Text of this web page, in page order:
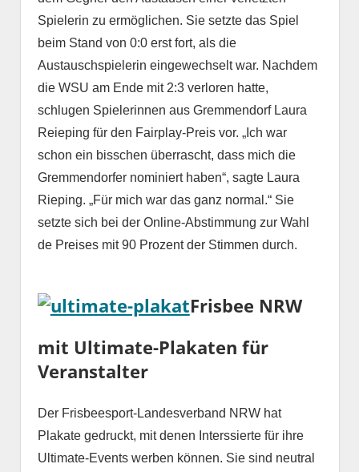
Spielerin zu ermöglichen. Sie setzte das Spiel
beim Stand von 0:0 erst fort, als die
Austauschspielerin eingewechselt war. Nachdem
die WSU am Ende mit 2:3 verloren hatte,
schlugen Spielerinnen aus Gremmendorf Laura
Reieping für den Fairplay-Preis vor. „Ich war
schon ein bisschen überrascht, dass mich die
Gremmendorfer nominiert haben“, sagte Laura
Rieping. „Für mich war das ganz normal.“ Sie
setzte sich bei der Online-Abstimmung zur Wahl
de Preises mit 90 Prozent der Stimmen durch.
Frisbee NRW
mit Ultimate-Plakaten für
Veranstalter
Der Frisbeesport-Landesverband NRW hat
Plakate gedruckt, mit denen Interssierte für ihre
Ultimate-Events werben können. Sie sind neutral